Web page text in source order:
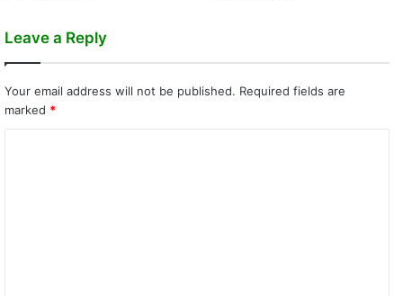
Leave a Reply
Your email address will not be published. Required fields are
marked *